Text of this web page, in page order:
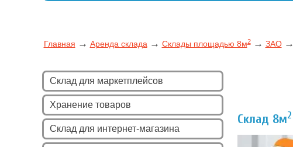
Главная → Аренда склада→ Склады площадью 8м2→ ЗАО→
Склад для маркетплейсов
Хранение товаров
Склад для интернет-магазина
Склад 8м2